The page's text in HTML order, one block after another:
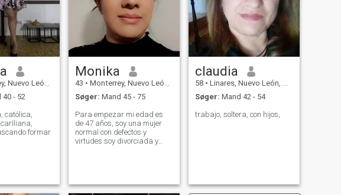
León, Mexico
40 - 52
católica,
formar
Monika
43 • Monterrey, Nuevo León, Mexico
Søger: Mand 45 - 75
Para empezar mi edad es
de 47 años, soy una mujer
normal con defectos y
virtudes soy divorciada y
claudia
58 • Linares, Nuevo León, Mexico
Søger: Mand 42 - 54
trabajo, soltera, con hijos,